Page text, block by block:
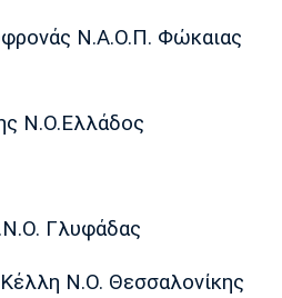
Ν.Α.Ο.Π. Φώκαιας
Ν.Ο.Ελλάδος
Γλυφάδας
Ν.Ο. Θεσσαλονίκης